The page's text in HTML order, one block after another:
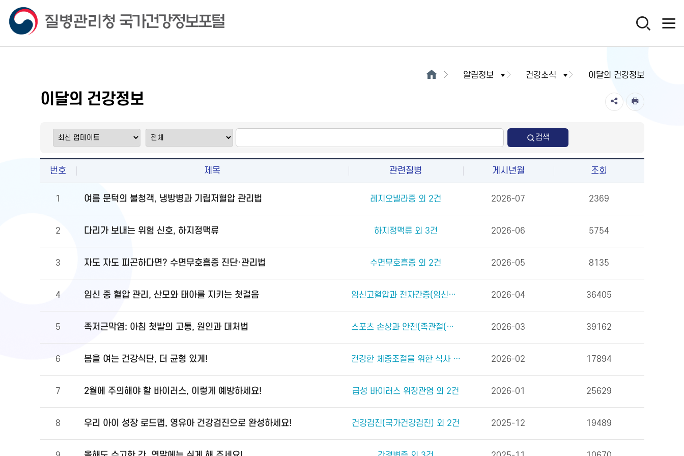
알림정보 건강소식 이달의 건강정보
이달의 건강정보
검색
번호 제목 관련질병 게시년월 조회
1 여름 문턱의 불청객, 냉방병과 기립저혈압 관리법 레지오넬라증 외 2건 2026-07 2369
2 다리가 보내는 위험 신호, 하지정맥류 하지정맥류 외 3건 2026-06 5754
3 자도 자도 피곤하다면? 수면무호흡증 진단·관리법 수면무호흡증 외 2건 2026-05 8135
4 임신 중 혈압 관리, 산모와 태아를 지키는 첫걸음 임신고혈압과 전자간증(임신중독증) 외 4건 2026-04 36405
5 족저근막염: 아침 첫발의 고통, 원인과 대처법 스포츠 손상과 안전(족관절(발목 관절) 손상) 외 2건 2026-03 39162
6 봄을 여는 건강식단, 더 균형 있게! 건강한 체중조절을 위한 식사 외 6건 2026-02 17894
7 2월에 주의해야 할 바이러스, 이렇게 예방하세요! 급성 바이러스 위장관염 외 2건 2026-01 25629
8 우리 아이 성장 로드맵, 영유아 건강검진으로 완성하세요! 건강검진(국가건강검진) 외 2건 2025-12 19489